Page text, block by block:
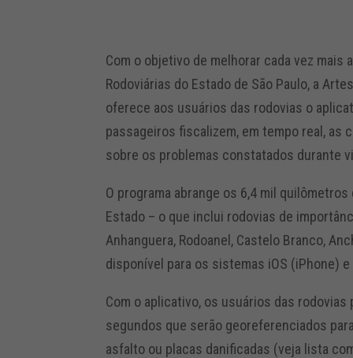
Com o objetivo de melhorar cada vez mais
Rodoviárias do Estado de São Paulo, a
oferece aos usuários das rodovias o
passageiros fiscalizem, em tempo real, as
sobre os problemas constatados durante
O programa abrange os 6,4 mil
Estado – o que inclui rodovias de
Anhanguera, Rodoanel, Castelo Branco,
disponível para os sistemas iOS (iPhone)
Com o aplicativo, os usuários das
segundos que serão georeferenciados
asfalto ou placas danificadas (veja lista